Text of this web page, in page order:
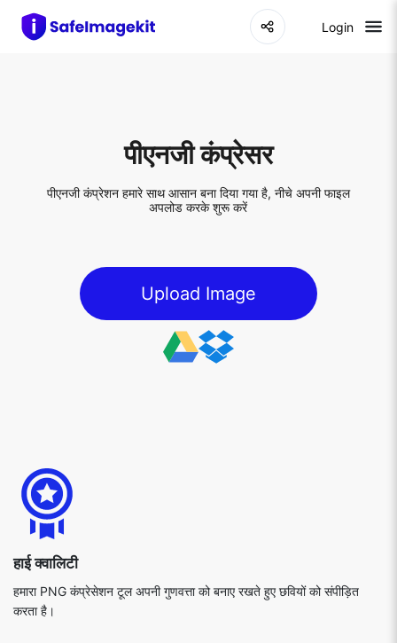
Login
पीएनजी कंप्रेसर
पीएनजी कंप्रेशन हमारे साथ आसान बना दिया गया है, नीचे अपनी फाइल
अपलोड करके शुरू करें
Upload Image
हाई क्वालिटी
हमारा PNG कंप्रेसेशन टूल अपनी गुणवत्ता को बनाए रखते हुए छवियों को संपीड़ित
करता है।